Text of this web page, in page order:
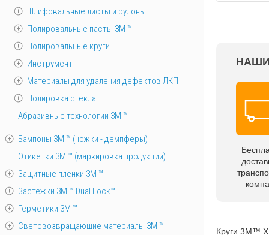
Круги 3M™
Шлифовальные листы и рулоны
Полировальные пасты 3М ™
Полировальные круги
Инструмент
Материалы для удаления дефектов ЛКП
Полировка стекла
Абразивные технологии 3М ™
Бампоны 3М ™ (ножки - демпферы)
Этикетки 3М ™ (маркировка продукции)
Защитные пленки 3М ™
Застёжки 3М ™ Dual Lock™
Герметики 3М ™
Световозвращающие материалы 3М ™